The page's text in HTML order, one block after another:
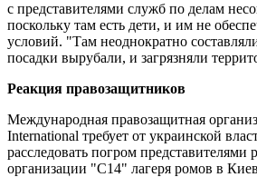
с представителями служб по делам
поскольку там есть дети, и им не
условий. "Там неоднократно
посадки вырубали, и загрязняли
Реакция правозащитников
Международная правозащитная
International требует от украинской
расследовать погром представителями
организации "C14" лагеря ромов в